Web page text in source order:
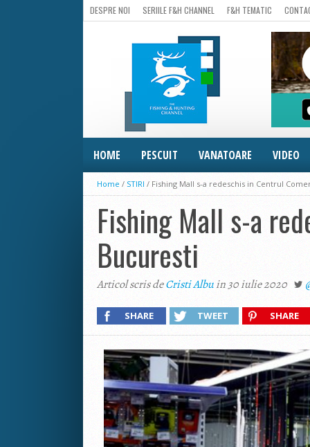
DESPRE NOI SERIILE F&H CHANNEL F&H TEMATIC
HOME PESCUIT VANATOARE VIDEO
Home / STIRI / Fishing Mall s-a redeschis in Centrul
Fishing Mall s-a
Bucuresti
Articol scris deCristi Albuin 30 iulie 2020
SHARE TWEET SHARE